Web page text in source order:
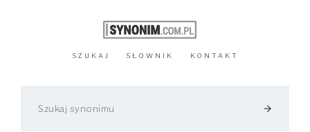
SZUKAJ SŁOWNIK KONTAKT
arrow_forward